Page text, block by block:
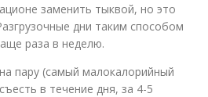
заменить тыквой, но это
дни таким способом
раза в неделю.
пару (самый малокалорийный
в течение дня, за 4-5